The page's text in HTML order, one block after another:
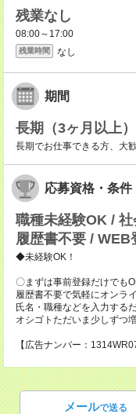
残業なし
08:00～17:00
残業時間 なし
期間
長期（3ヶ月以上）
長期でお仕事できる方、大
応募資格・条件
職種未経験OK /
履歴書不要 / WEB
◆未経験OK！
〇まずは事前登録だけでも
履歴書不要で気軽にオンラ
氏名・職種などを入力する
オシゴトただいま少しずつ
【広告ナンバー：
メールで送る